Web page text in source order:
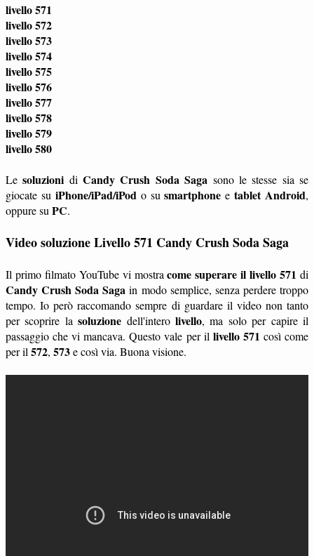
livello 571
livello 572
livello 573
livello 574
livello 575
livello 576
livello 577
livello 578
livello 579
livello 580
Lesoluzioni diCandy Crush Soda Saga sono le stesse sia se
giocate su iPhone/iPad/iPod o susmartphone etablet Android,
oppure su PC.
Video soluzione Livello 571 Candy Crush Soda Saga
Il primo filmato YouTube vi mostracome superare il livello 571 di
Candy Crush Soda Saga in modo semplice, senza perdere troppo
tempo. Io però raccomando sempre di guardare il video non tanto
per scoprire lasoluzione dell'interolivello, ma solo per capire il
passaggio che vi mancava. Questo vale per il livello 571 così come
per il 572, 573e così via. Buona visione.